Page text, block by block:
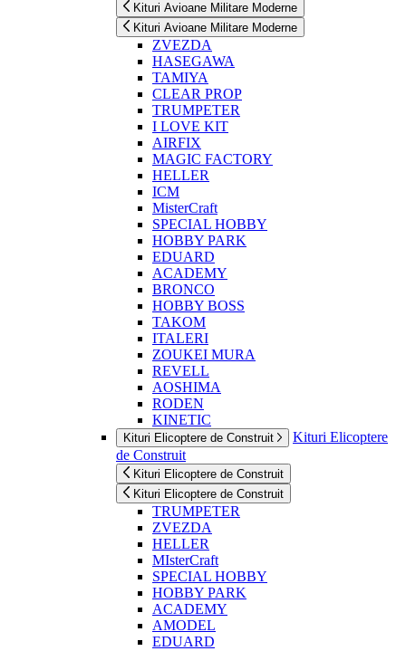
Kituri Avioane Militare Moderne
Kituri Avioane Militare Moderne
ZVEZDA
HASEGAWA
TAMIYA
CLEAR PROP
TRUMPETER
I LOVE KIT
AIRFIX
MAGIC FACTORY
HELLER
ICM
MisterCraft
SPECIAL HOBBY
HOBBY PARK
EDUARD
ACADEMY
BRONCO
HOBBY BOSS
TAKOM
ITALERI
ZOUKEI MURA
REVELL
AOSHIMA
RODEN
KINETIC
Kituri Elicoptere de Construit
Kituri Elicoptere
de Construit
Kituri Elicoptere de Construit
Kituri Elicoptere de Construit
TRUMPETER
ZVEZDA
HELLER
MIsterCraft
SPECIAL HOBBY
HOBBY PARK
ACADEMY
AMODEL
EDUARD